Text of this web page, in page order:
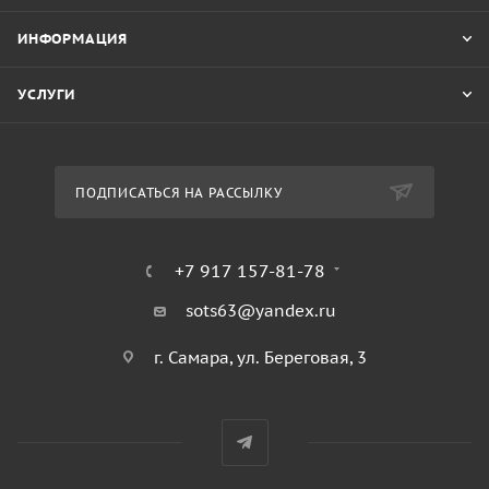
ИНФОРМАЦИЯ
УСЛУГИ
ПОДПИСАТЬСЯ НА РАССЫЛКУ
+7 917 157-81-78
sots63@yandex.ru
г. Самара, ул. Береговая, 3